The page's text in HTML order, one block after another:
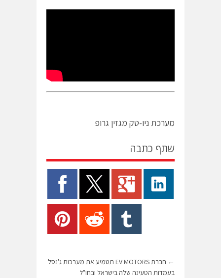
מערכת ניו-טק מגזין גרופ
שתף כתבה
←
חברת EV MOTORS תטמיע את מערכות ג'נסל
בעמדות הטעינה שלה בישראל ובחו"ל